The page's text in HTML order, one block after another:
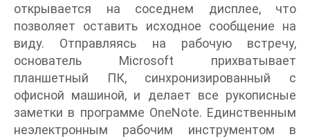
открывается на соседнем дисплее, что
позволяет оставить исходное сообщение на
виду. Отправляясь на рабочую встречу,
основатель Microsoft прихватывает
планшетный ПК, синхронизированный с
офисной машиной, и делает все рукописные
заметки в программе OneNote. Единственным
неэлектронным рабочим инструментом в